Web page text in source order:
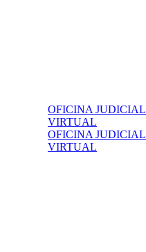
OFICINA JUDICIAL
VIRTUAL
OFICINA JUDICIAL
VIRTUAL